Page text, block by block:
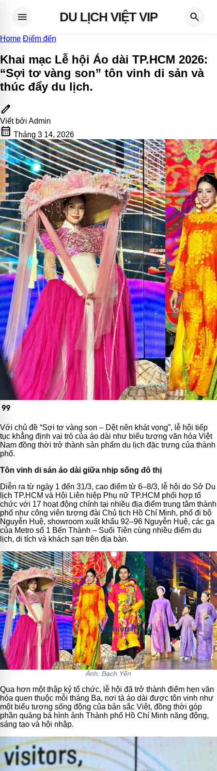
menu DU LỊCH VIỆT VIP search
Home Điểm đến
Khai mạc Lễ hội Áo dài TP.HCM 2026:
“Sợi tơ vàng son” tôn vinh di sản và
thúc đẩy du lịch.
edit
Viết bởi Admin
calendar_month Tháng 3 14, 2026
format_quote
Với chủ đề “Sợi tơ vàng son – Dệt nên khát vọng”, lễ hội tiếp
tục khẳng định vai trò của áo dài như biểu tượng văn hóa Việt
Nam đồng thời trở thành sản phẩm du lịch đặc trưng của thành
phố.
Tôn vinh di sản áo dài giữa nhịp sống đô thị
Diễn ra từ ngày 1 đến 31/3, cao điểm từ 6–8/3, lễ hội do Sở Du
lịch TP.HCM và Hội Liên hiệp Phụ nữ TP.HCM phối hợp tổ
chức với 17 hoạt động chính tại nhiều địa điểm trung tâm thành
phố như công viên tượng đài Chủ tịch Hồ Chí Minh, phố đi bộ
Nguyễn Huệ, showroom xuất khẩu 92–96 Nguyễn Huệ, các ga
của Metro số 1 Bến Thành – Suối Tiên cùng nhiều điểm du
lịch, di tích và khách sạn trên địa bàn.
Ảnh: Bạch Yến
Qua hơn một thập kỷ tổ chức, lễ hội đã trở thành điểm hẹn văn
hóa quen thuộc mỗi tháng Ba, nơi tà áo dài được tôn vinh như
một biểu tượng sống động của bản sắc Việt, đồng thời góp
phần quảng bá hình ảnh Thành phố Hồ Chí Minh năng động,
sáng tạo và hội nhập.